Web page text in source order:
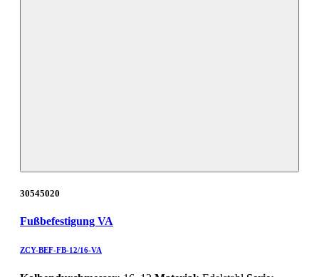
30545020
Fußbefestigung VA
ZCY-BEF-FB-12/16-VA